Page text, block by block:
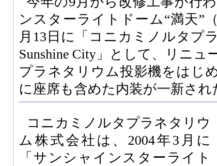
ンスターライトドーム“満天”
月13日に「コニカミノルタプ
Sunshine City」として、リニュ
プラネタリウム投影機をはじ
に座席も含めた内装が一新され
コニカミノルタプラネタリウ
ム株式会社は、2004年3月に
「サンシャインスターライト